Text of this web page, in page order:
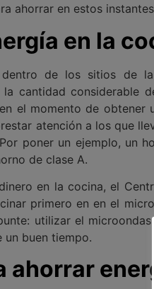
ahorrar en estos
en la
de los sitios de
la cantidad considerable
el momento de obtener
atención a los que
poner un ejemplo, un
de clase A.
en la cocina, el
primero en en el
utilizar el
un buen tiempo.
ahorrar